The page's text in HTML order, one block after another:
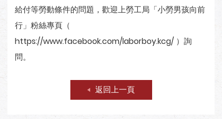
給付等勞動條件的問題，歡迎上勞工局「小勞男孩向前
行」粉絲專頁（
https://www.facebook.com/laborboy.kcg/ ）詢
問。
返回上一頁